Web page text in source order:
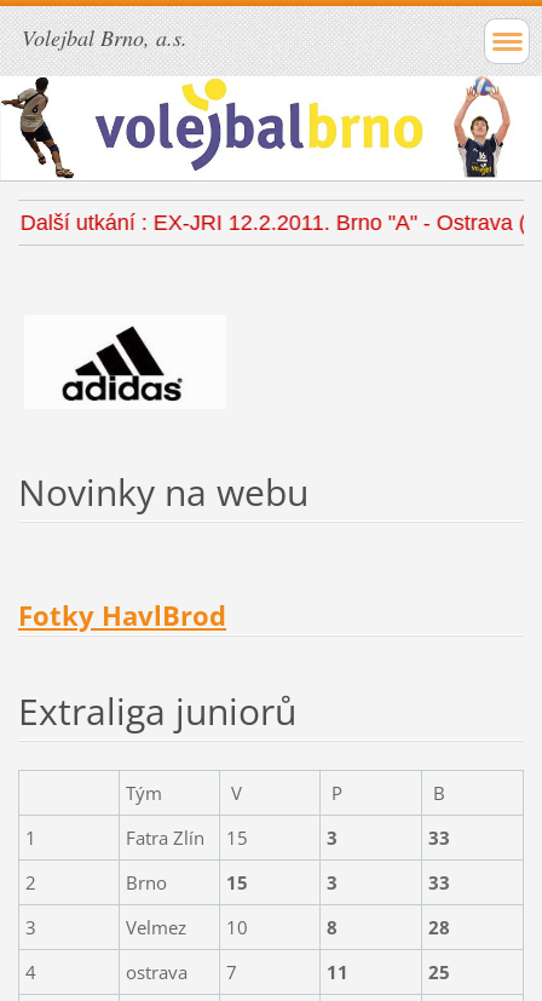
Volejbal Brno, a.s.
utkání : EX-JRI 12.2.2011. Brno "A" - Ostrava
Novinky na webu
Fotky HavlBrod
Extraliga juniorů
Tým V P
B
1
Fatra Zlín 15 3
33
2
Brno 15 3
33
3
Velmez 10 8
28
4
ostrava 7 11
25